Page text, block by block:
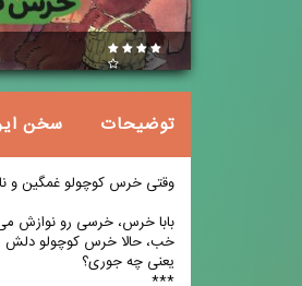
توضیحات سخن
وقتی خرس کوچولو غمگین و
بابا خرس، خرسی رو نوازش
خب، حالا خرس کوچولو دلش
یعنی چه جوری؟
***